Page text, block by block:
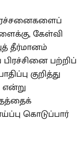
கேள்வி
தீர்மானம்
பற்றிப்
குறித்து
கொடுப்பார்